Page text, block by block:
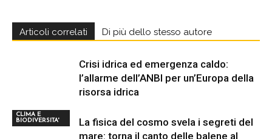
Articoli correlati Di più dello stesso autore
CLIMA E
BIODIVERSITA'
Crisi idrica ed emergenza caldo:
l’allarme dell’ANBI per un’Europa della
risorsa idrica
La fisica del cosmo svela i segreti del
mare: torna il canto delle balene al